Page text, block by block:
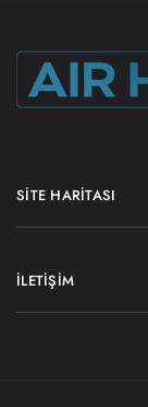
SITE HARITASI
İLETIŞIM